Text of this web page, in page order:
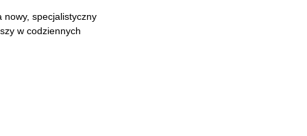
nowy, specjalistyczny
w codziennych